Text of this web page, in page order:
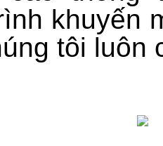
khuyến
tôi